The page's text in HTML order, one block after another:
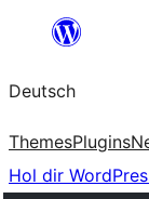
springen
Deutsch
ThemesPlugins
Hol dir